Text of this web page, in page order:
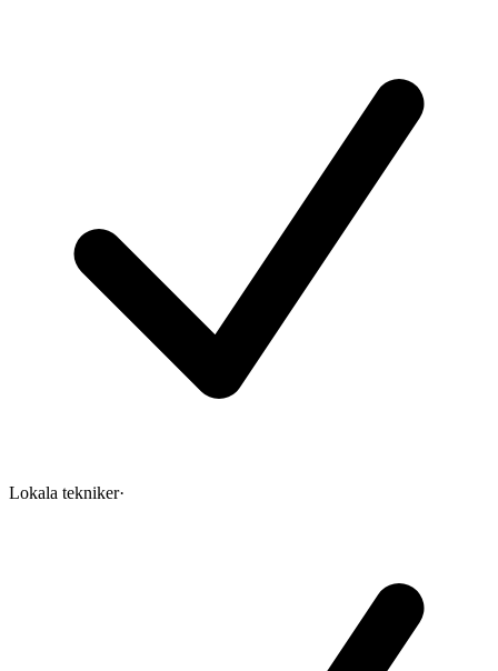
Lokala tekniker·